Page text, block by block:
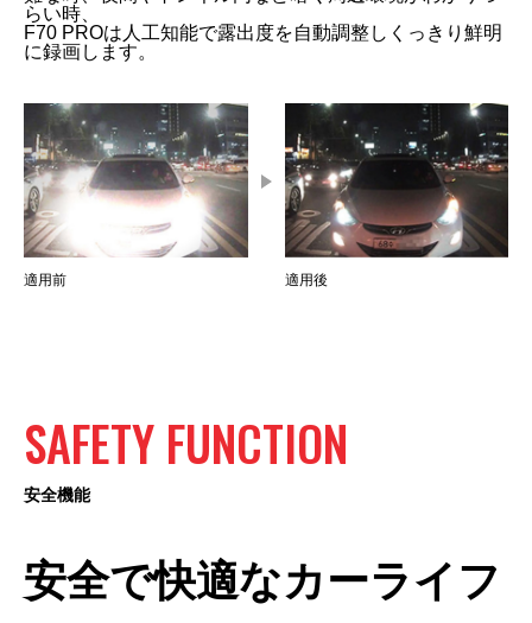
らい時、
F70 PROは人工知能で露出度を自動調整しくっきり鮮明
に録画します。
適用前 適用後
SAFETY FUNCTION
安全機能
安全で快適なカーライフ